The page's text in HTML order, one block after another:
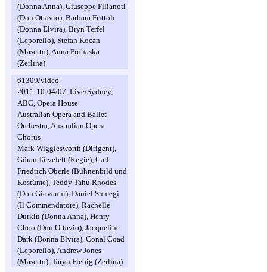
(Donna Anna), Giuseppe Filianoti
(Don Ottavio), Barbara Frittoli
(Donna Elvira), Bryn Terfel
(Leporello), Stefan Kocán
(Masetto), Anna Prohaska
(Zerlina)
61309/video
2011-10-04/07. Live/Sydney,
ABC, Opera House
Australian Opera and Ballet
Orchestra, Australian Opera
Chorus
Mark Wigglesworth (Dirigent),
Göran Järvefelt (Regie), Carl
Friedrich Oberle (Bühnenbild und
Kostüme), Teddy Tahu Rhodes
(Don Giovanni), Daniel Sumegi
(Il Commendatore), Rachelle
Durkin (Donna Anna), Henry
Choo (Don Ottavio), Jacqueline
Dark (Donna Elvira), Conal Coad
(Leporello), Andrew Jones
(Masetto), Taryn Fiebig (Zerlina)